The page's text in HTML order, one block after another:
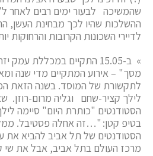
שהמשיכה לבעור ימים רבים לאחר
ההשלכות שהיו לכך מבחינת העשן,
לדיירי השכונות הקרובות והרחוקות
» ב-15.05 התקיים במכללת
מסך" – אירוע המתקיים מדי שנה
לתקשורת של המוסד. בשנה הזאת
לילך קציר-שחם וגליה מרום-רוזן.
הסטודנטים "כותרת היום" סיימה
בטיפ קטן: "…זה אחלה פסטיבל.
הסטודנטים של תל אביב להביא
מרכז העולם בתל אביב, אבל את שי